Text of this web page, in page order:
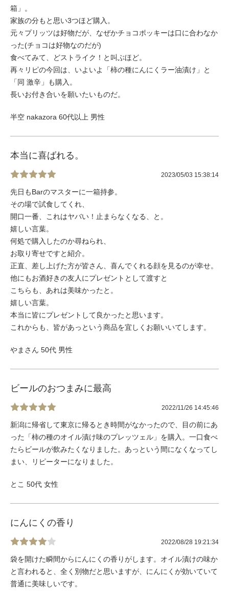
箱」。
家族の分もと思い3つほど購入。
元々プリッツは好物だが、なぜかチョコポッキーは口に合わなか
った(チョコは好物なのだが)
食べてみて、どストライク！と叫ぶほど。
再々リピの今回は、いよいよ「柿の種にんにくラー油漬け」と
「同 激辛」も購入。
長いお付き合いを願いたいものだ。
半空 nakazora 60代以上 男性
本当に喜ばれる。
2023/05/03 15:38:14
先日もBarのマスターに一箱持参。
その場で試食してくれ、
開口一番、これはヤバい！止まらなくなる、と。
嬉しい言葉。
何処で購入したのか尋ねられ、
お取り寄せですと紹介。
正直、差し上げた方が皆さん、喜んでくれる顔を見るのが幸せ。
他にもお酒好きの友人にプレゼントとして渡すと
こちらも、あれは美味かったと。
嬉しい言葉。
本当に皆にプレゼントして良かったと思います。
これからも、皆があっという商品を宜しくお願いいてします。
やまさん 50代 男性
ビールのおつまみに最高
2022/11/26 14:45:46
新潟に帰省して東京に帰るとき時間がなかったので、目の前にあ
った「柿の種のオイル漬け味のプレッツェル」を購入。一口食べ
たらビールが飲みたくなりました。あっという間になくなってし
まい、リピーターになりました。
とこ 50代 女性
にんにくの香り
2022/08/28 19:21:34
袋を開けた瞬間からにんにくの香りがします。オイル漬けの味か
と言われると、全く別物だと思いますが、にんにくが効いていて
普通に美味しいです。